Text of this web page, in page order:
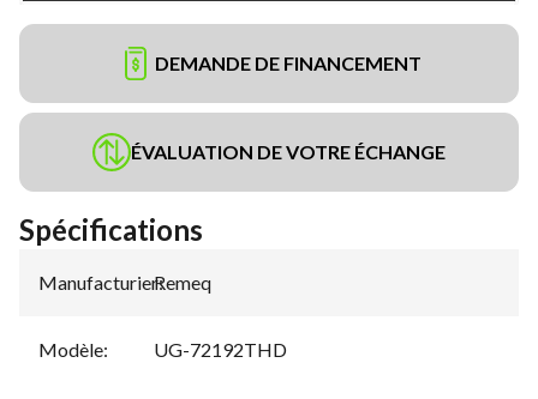
DEMANDE DE FINANCEMENT
ÉVALUATION DE VOTRE ÉCHANGE
Spécifications
Manufacturier:
Remeq
Modèle: UG-72192THD